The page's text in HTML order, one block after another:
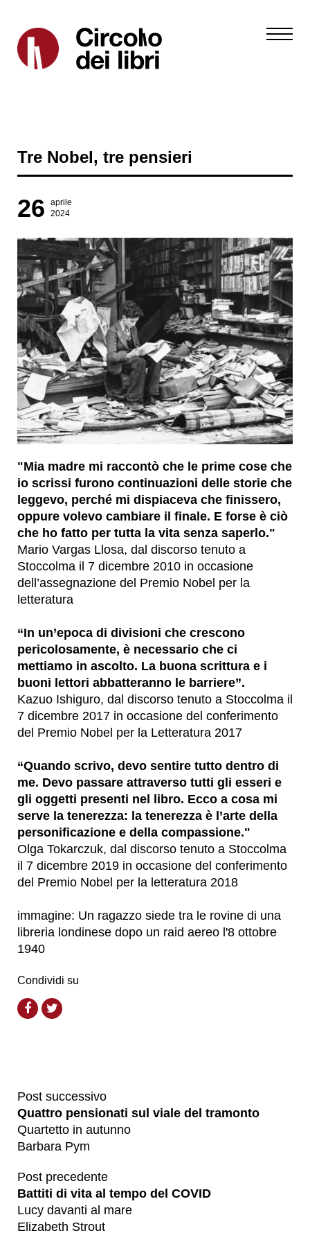
Tre Nobel, tre pensieri
26
aprile
2024
"Mia madre mi raccontò che le prime cose che
io scrissi furono continuazioni delle storie che
leggevo, perché mi dispiaceva che finissero,
oppure volevo cambiare il finale. E forse è ciò
che ho fatto per tutta la vita senza saperlo."
Mario Vargas Llosa, dal discorso tenuto a
Stoccolma il 7 dicembre 2010 in occasione
dell’assegnazione del Premio Nobel per la
letteratura
“In un’epoca di divisioni che crescono
pericolosamente, è necessario che ci
mettiamo in ascolto. La buona scrittura e i
buoni lettori abbatteranno le barriere”.
Kazuo Ishiguro, dal discorso tenuto a Stoccolma il
7 dicembre 2017 in occasione del conferimento
del Premio Nobel per la Letteratura 2017
“Quando scrivo, devo sentire tutto dentro di
me. Devo passare attraverso tutti gli esseri e
gli oggetti presenti nel libro. Ecco a cosa mi
serve la tenerezza: la tenerezza è l’arte della
personificazione e della compassione."
Olga Tokarczuk, dal discorso tenuto a Stoccolma
il 7 dicembre 2019 in occasione del conferimento
del Premio Nobel per la letteratura 2018
immagine: Un ragazzo siede tra le rovine di una
libreria londinese dopo un raid aereo l'8 ottobre
1940
Condividi su
Post successivo
Quattro pensionati sul viale del tramonto
Quartetto in autunno
Barbara Pym
Post precedente
Battiti di vita al tempo del COVID
Lucy davanti al mare
Elizabeth Strout